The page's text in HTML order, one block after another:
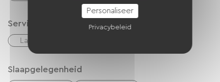
Services
Lakens en linnen inbegrepen
Slaapgelegenheid
Personaliseer
Privacybeleid